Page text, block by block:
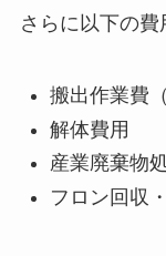
さらに以下の費
搬出作業費
解体費用
産業廃棄物
フロン回収